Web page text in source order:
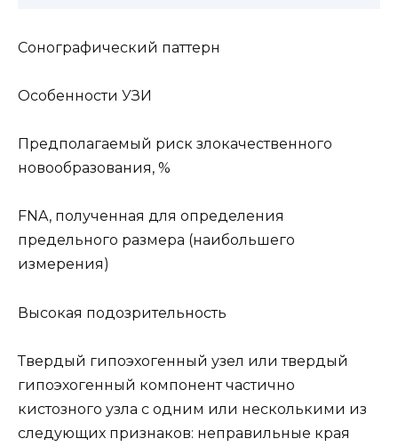
Сонографический паттерн
Особенности УЗИ
Предполагаемый риск злокачественного
новообразования, %
FNA, полученная для определения
предельного размера (наибольшего
измерения)
Высокая подозрительность
Твердый гипоэхогенный узел или твердый
гипоэхогенный компонент частично
кистозного узла с одним или несколькими из
следующих признаков: неправильные края